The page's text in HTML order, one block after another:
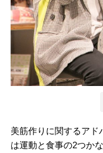
美筋作りに関するアド
は運動と食事の2つか